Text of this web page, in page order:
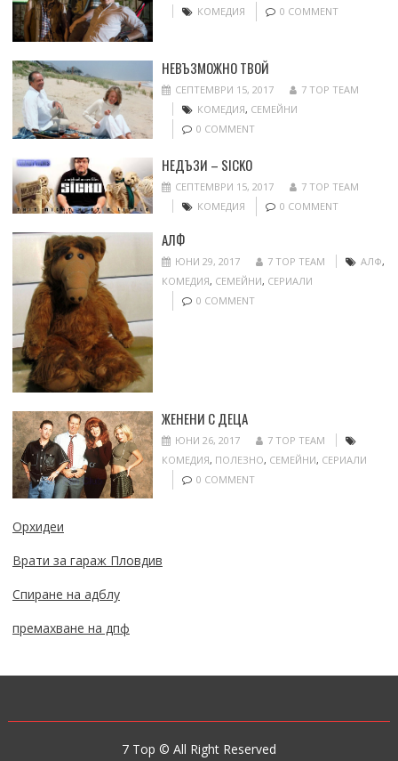
КОМЕДИЯ
0 COMMENT
НЕВЪЗМОЖНО ТВОЙ
СЕПТЕМВРИ 15, 2017
7 TOP TEAM
КОМЕДИЯ, СЕМЕЙНИ
0 COMMENT
НЕДЪЗИ – SICKO
СЕПТЕМВРИ 15, 2017
7 TOP TEAM
КОМЕДИЯ
0 COMMENT
АЛФ
ЮНИ 29, 2017 7 TOP TEAM АЛФ,
КОМЕДИЯ, СЕМЕЙНИ, СЕРИАЛИ
0 COMMENT
ЖЕНЕНИ С ДЕЦА
ЮНИ 26, 2017
7 TOP TEAM
КОМЕДИЯ, ПОЛЕЗНО, СЕМЕЙНИ, СЕРИАЛИ
0 COMMENT
Орхидеи
Врати за гараж Пловдив
Спиране на адблу
премахване на дпф
7 Top © All Right Reserved